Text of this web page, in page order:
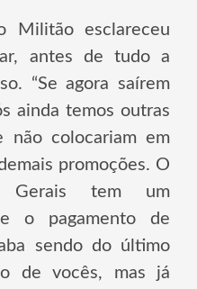
Militão esclareceu
antes de tudo a
“Se agora saírem
ainda temos outras
não colocariam em
promoções. O
Gerais tem um
o pagamento de
sendo do último
de vocês, mas já